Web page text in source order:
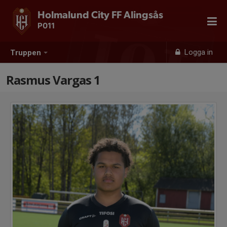
Truppen Logga in
Holmalund City FF Alingsås
P011
Rasmus Vargas 1